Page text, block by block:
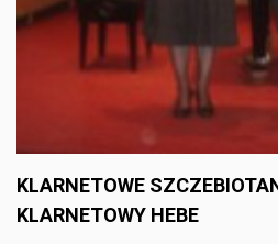
KLARNETOWE
KLARNETOWY HEBE